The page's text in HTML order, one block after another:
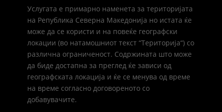
Услугата е примарно наменета за територијата
на Република Северна Македонија но истата ќе
може да се користи и на повеќе географски
локации (во натамошниот текст “Територија“) со
различна ограниченост. Содржината што може
да биде достапна за преглед ќе зависи од
географската локација и ќе се менува од време
на време согласно договореното со
добавувачите.